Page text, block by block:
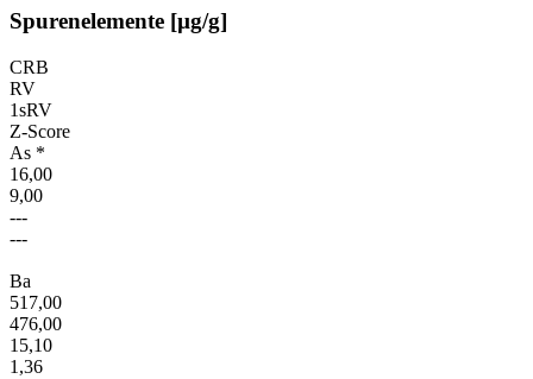
Spurenelemente [µg/g]
CRB
RV
1sRV
Z-Score
As *
16,00
9,00
---
---
Ba
517,00
476,00
15,10
1,36